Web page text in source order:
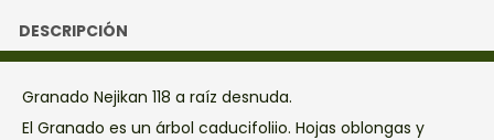
DESCRIPCIÓN
Granado Nejikan 118 a raíz desnuda.
El Granado es un árbol caducifoliio. Hojas oblongas y